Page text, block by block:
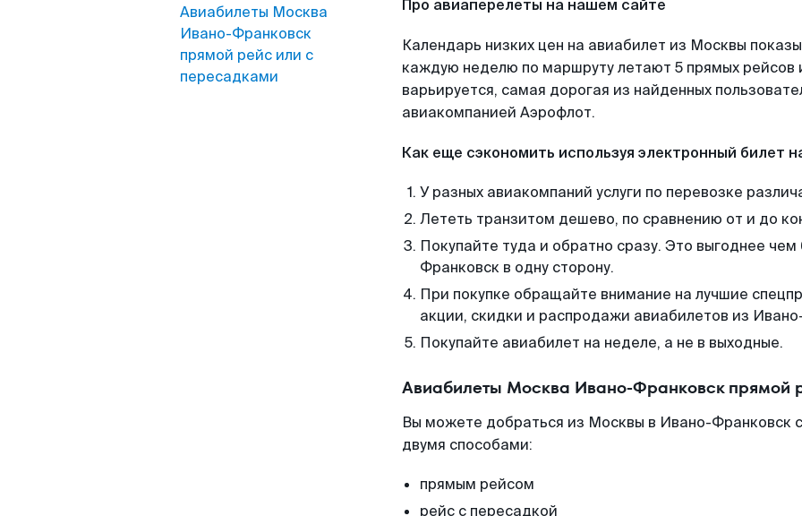
Авиабилеты Москва
Ивано-Франковск
прямой рейс или с
пересадками
Про авиаперелеты на нашем сайте
Календарь низких цен на авиабилет из Москвы
каждую неделю по маршруту летают 5 прямых рейсов
варьируется, самая дорогая из найденных
авиакомпанией Аэрофлот.
Как еще сэкономить используя электронный билет
У разных авиакомпаний услуги по перевозке
Лететь транзитом дешево, по сравнению от и до
Покупайте туда и обратно сразу. Это выгоднее
Франковск в одну сторону.
При покупке обращайте внимание на лучшие
акции, скидки и распродажи авиабилетов из
Покупайте авиабилет на неделе, а не в выходные.
Авиабилеты Москва Ивано-Франковск прямой
Вы можете добраться из Москвы в Ивано-Франковск
двумя способами:
прямым рейсом
рейс с пересадкой